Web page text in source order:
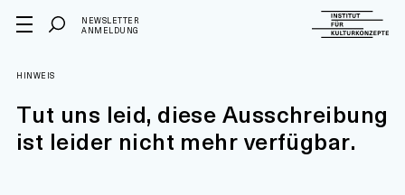
NEWSLETTER
ANMELDUNG
HINWEIS
Tut uns leid, diese Ausschreibung
ist leider nicht mehr verfügbar.